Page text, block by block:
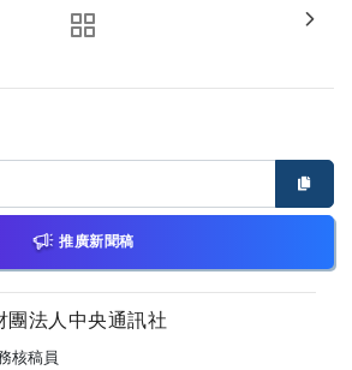
推廣新聞稿
團法人中央通訊社
核稿員